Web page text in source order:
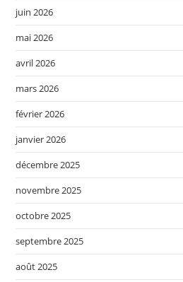
juin 2026
mai 2026
avril 2026
mars 2026
février 2026
janvier 2026
décembre 2025
novembre 2025
octobre 2025
septembre 2025
août 2025